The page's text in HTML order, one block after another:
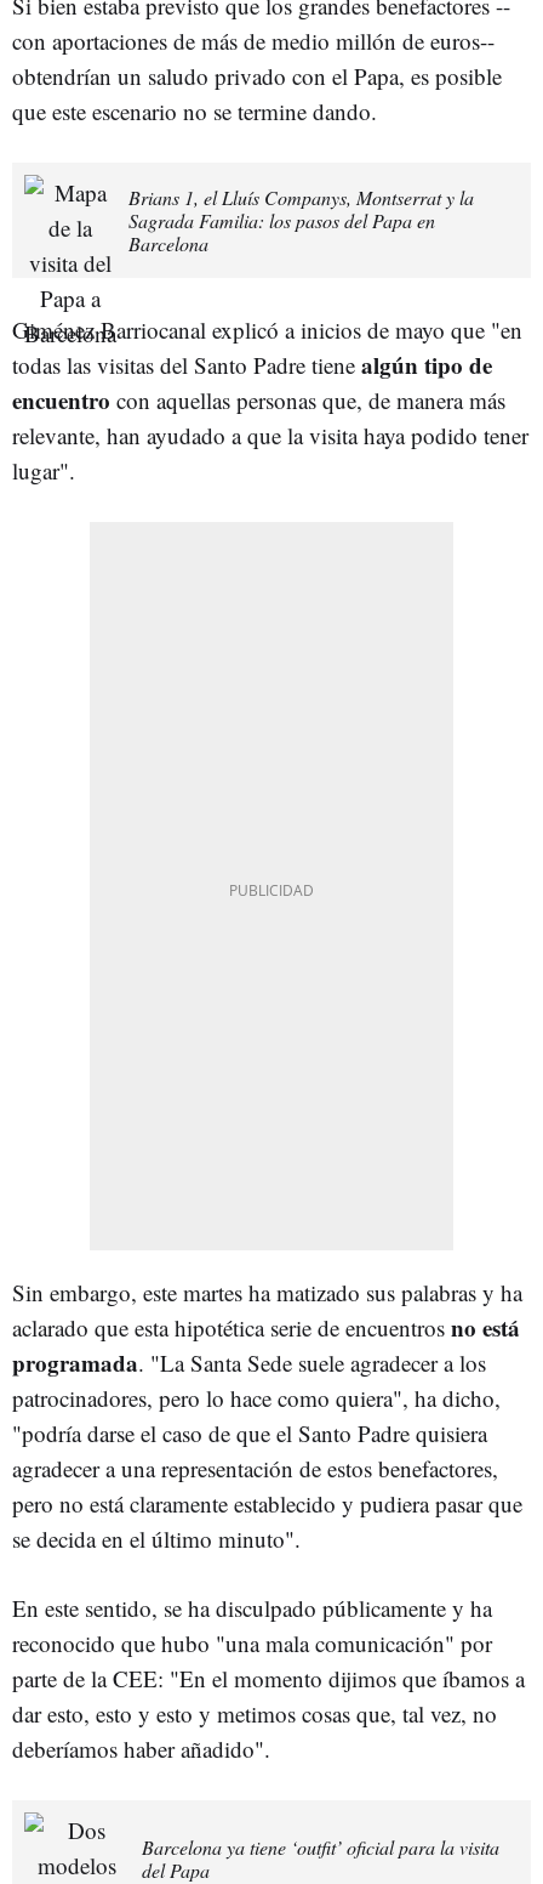
con aportaciones de más de medio millón de euros--
obtendrían un saludo privado con el Papa, es posible
que este escenario no se termine dando.
Brians 1, el Lluís Companys, Montserrat y la
Sagrada Familia: los pasos del Papa en
Barcelona
Giménez Barriocanal explicó a inicios de mayo que "en
todas las visitas del Santo Padre tiene algún tipo de
encuentro con aquellas personas que, de manera más
relevante, han ayudado a que la visita haya podido tener
lugar".
Sin embargo, este martes ha matizado sus palabras y ha
aclarado que esta hipotética serie de encuentros no está
programada. "La Santa Sede suele agradecer a los
patrocinadores, pero lo hace como quiera", ha dicho,
"podría darse el caso de que el Santo Padre quisiera
agradecer a una representación de estos benefactores,
pero no está claramente establecido y pudiera pasar que
se decida en el último minuto".
En este sentido, se ha disculpado públicamente y ha
reconocido que hubo "una mala comunicación" por
parte de la CEE: "En el momento dijimos que íbamos a
dar esto, esto y esto y metimos cosas que, tal vez, no
deberíamos haber añadido".
Barcelona ya tiene ‘outfit’ oficial para la visita
del Papa